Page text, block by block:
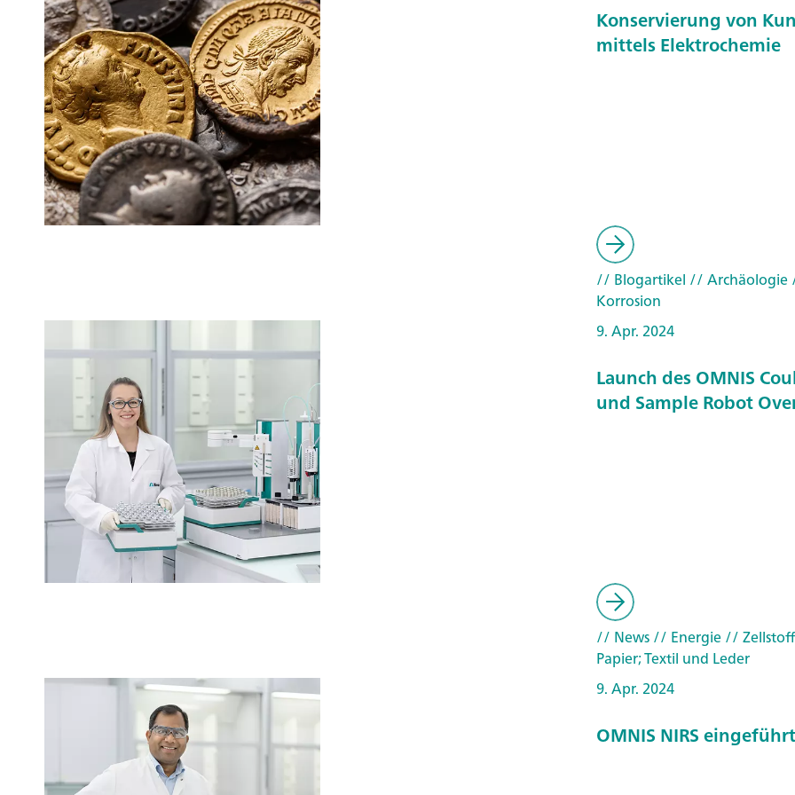
Konservierung von
mittels Elektrochemie
// Blogartikel // Archäologie
Korrosion
9. Apr. 2024
Launch des OMNIS
und Sample Robot
// News// Energie//
Papier; Textil und Leder
9. Apr. 2024
OMNIS NIRS eingeführt